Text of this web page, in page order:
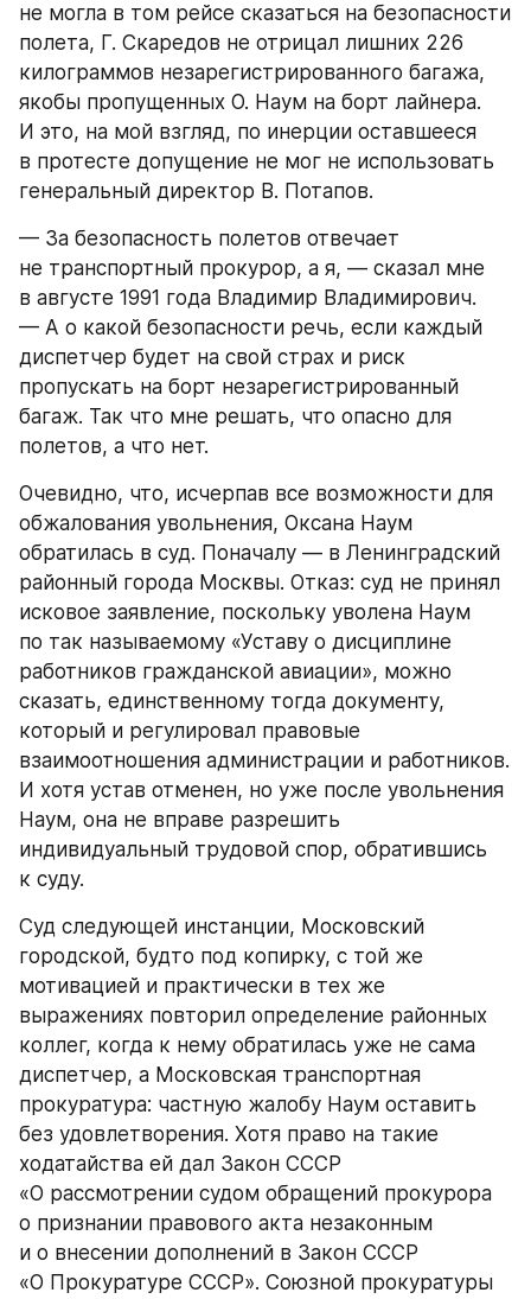
не могла в том рейсе сказаться на безопасности
полета, Г. Скаредов не отрицал лишних 226
килограммов незарегистрированного багажа,
якобы пропущенных О. Наум на борт лайнера.
И это, на мой взгляд, по инерции оставшееся
в протесте допущение не мог не использовать
генеральный директор В. Потапов.
— За безопасность полетов отвечает
не транспортный прокурор, а я, — сказал мне
в августе 1991 года Владимир Владимирович.
— А о какой безопасности речь, если каждый
диспетчер будет на свой страх и риск
пропускать на борт незарегистрированный
багаж. Так что мне решать, что опасно для
полетов, а что нет.
Очевидно, что, исчерпав все возможности для
обжалования увольнения, Оксана Наум
обратилась в суд. Поначалу — в Ленинградский
районный города Москвы. Отказ: суд не принял
исковое заявление, поскольку уволена Наум
по так называемому «Уставу о дисциплине
работников гражданской авиации», можно
сказать, единственному тогда документу,
который и регулировал правовые
взаимоотношения администрации и работников.
И хотя устав отменен, но уже после увольнения
Наум, она не вправе разрешить
индивидуальный трудовой спор, обратившись
к суду.
Суд следующей инстанции, Московский
городской, будто под копирку, с той же
мотивацией и практически в тех же
выражениях повторил определение районных
коллег, когда к нему обратилась уже не сама
диспетчер, а Московская транспортная
прокуратура: частную жалобу Наум оставить
без удовлетворения. Хотя право на такие
ходатайства ей дал Закон СССР
«О рассмотрении судом обращений прокурора
о признании правового акта незаконным
и о внесении дополнений в Закон СССР
«О Прокуратуре СССР». Союзной прокуратуры